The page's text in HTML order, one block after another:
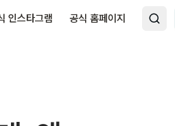
인스타그램 공식 홈페이지